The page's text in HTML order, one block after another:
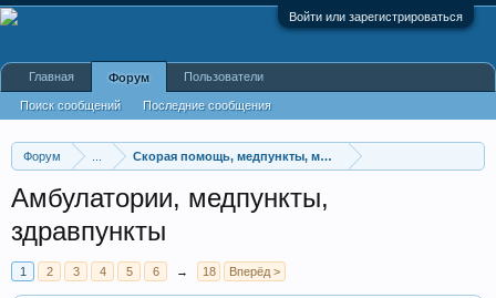
Войти или зарегистрироваться
Форум Скорая помощь, медпункты, медицинские услуги
Амбулатории, медпункты,
здравпункты
1 2 3 4 5 6 → 18 Вперёд >
Главная Форум
Поиск сообщений Последние сообщения
Пользователи